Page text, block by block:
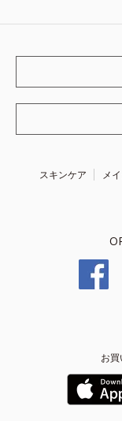
スキンケア メ
お